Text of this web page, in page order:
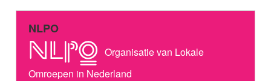
NLPO
Organisatie van Lokale
Omroepen in Nederland